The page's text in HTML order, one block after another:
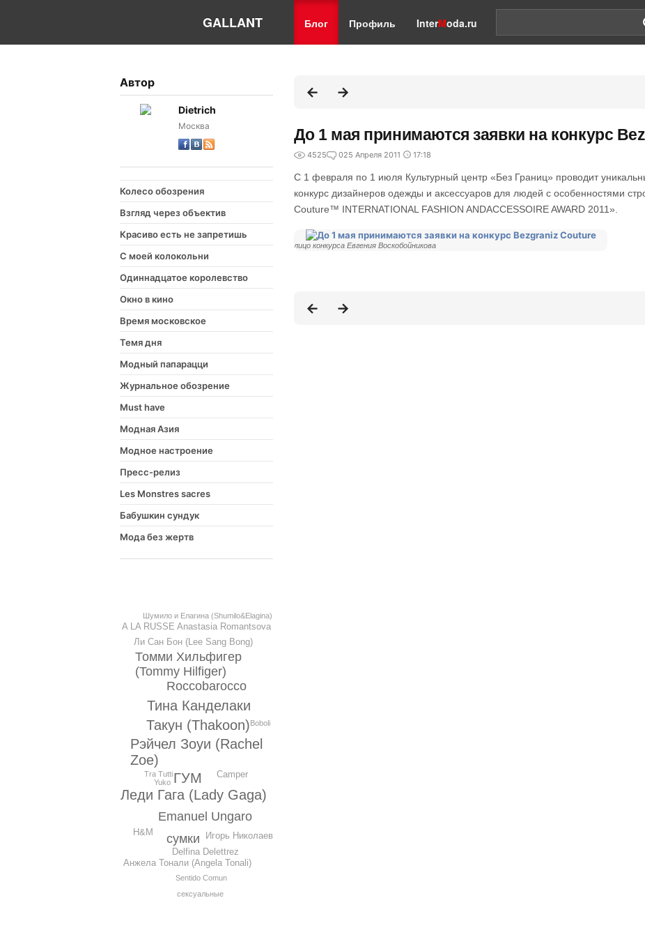
GALLANT Блог Профиль InterModa.ru
Автор
Dietrich
Москва
Колесо обозрения
Взгляд через объектив
Красиво есть не запретишь
С моей колокольни
Одиннадцатое королевство
Окно в кино
Время московское
Темя дня
Модный папарацци
Журнальное обозрение
Must have
Модная Азия
Модное настроение
Пресс-релиз
Les Monstres sacres
Бабушкин сундук
Мода без жертв
Рэйчел Зоуи (Rachel
Zoe)
Такун (Thakoon)
ГУМ
Тина Канделаки
Леди Гага (Lady Gaga)
Emanuel Ungaro
Roccobarocco
Томми Хильфигер
(Tommy Hilfiger)
сумки
Анжела Тонали (Angela Tonali)
Ли Сан Бон (Lee Sang Bong)
Игорь Николаев
Camper
Delfina Delettrez
A LA RUSSE Anastasia Romantsova
H&M
Tra Tutti
Sentido Comun
Yuko
Boboli
Шумило и Елагина (Shumilo&Elagina)
сексуальные
До 1 мая принимаются заявки на конкурс
4525 025 Апреля 2011 17:18
С 1 февраля по 1 июля Культурный центр «Без Границ» проводит
конкурс дизайнеров одежды и аксессуаров для людей с особенностями
Couture™ INTERNATIONAL FASHION ANDACCESSOIRE AWARD 2011».
лицо конкурса Евгения Воскобойникова